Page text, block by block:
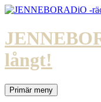
Hoppa
innehåll
långt!
SökPrimär meny